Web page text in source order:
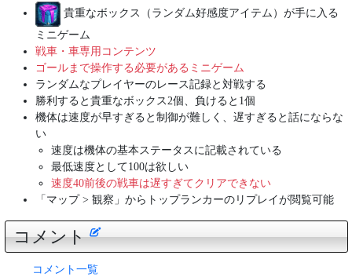
貴重なボックス（ランダム好感度アイテム）が手に入る
ミニゲーム
戦車・車専用コンテンツ
ゴールまで操作する必要があるミニゲーム
ランダムなプレイヤーのレース記録と対戦する
勝利すると貴重なボックス2個、負けると1個
機体は速度が早すぎると制御が難しく、遅すぎると話にならな
い
速度は機体の基本ステータスに記載されている
最低速度として100は欲しい
速度40前後の戦車は遅すぎてクリアできない
「マップ > 観察」からトップランカーのリプレイが閲覧可能
コメント
コメント一覧